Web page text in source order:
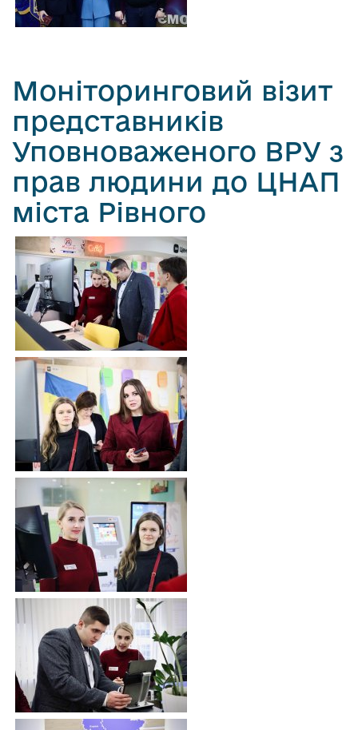
Моніторинговий візит
представників
Уповноваженого ВРУ з
прав людини до ЦНАП
міста Рівного